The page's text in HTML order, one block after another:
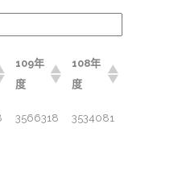
109年
度
108年
度
3566318 3534081